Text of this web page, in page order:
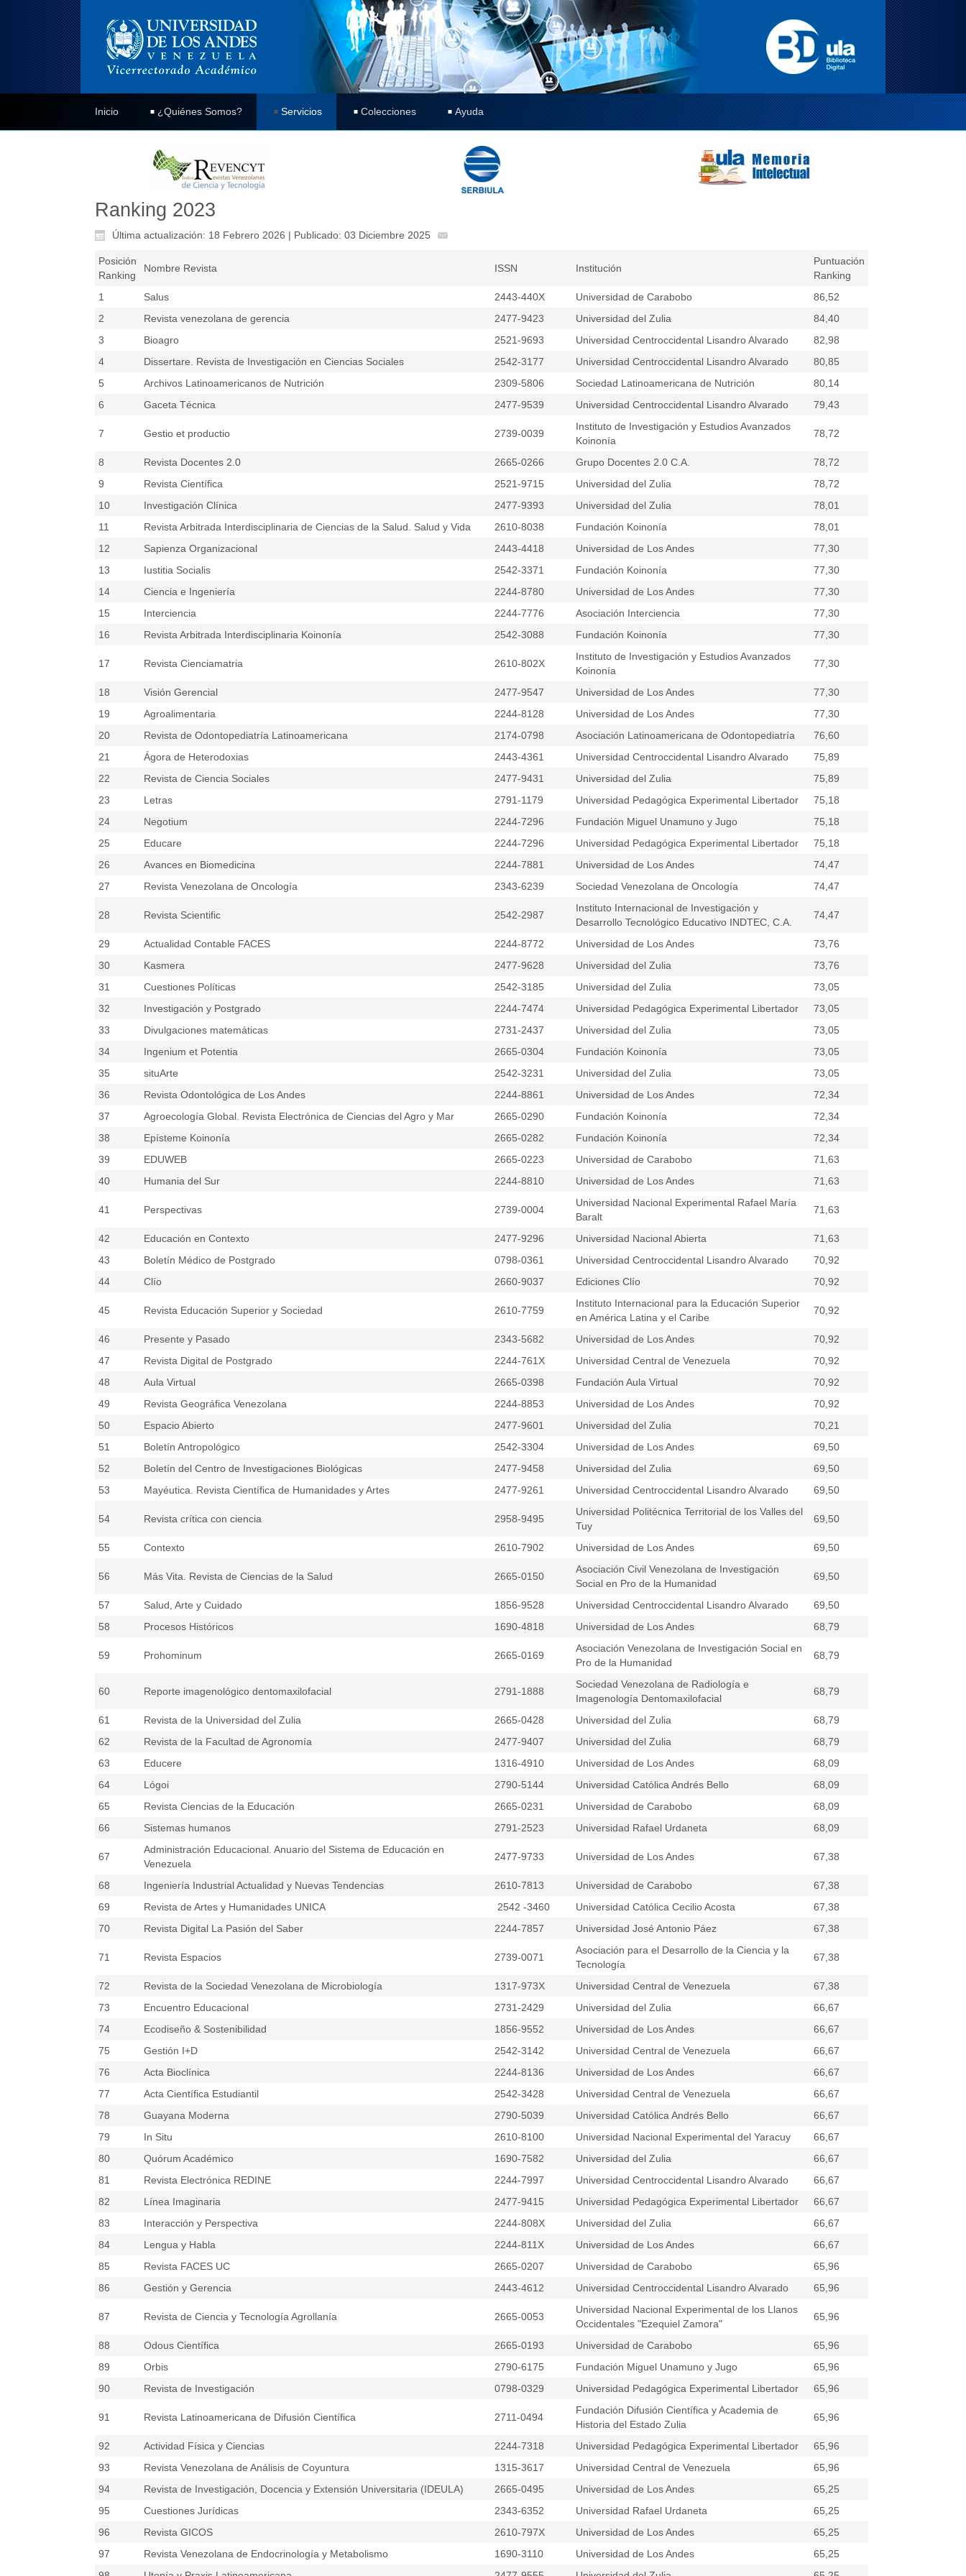
Inicio ¿Quiénes Somos? Servicios Colecciones Ayuda
Ranking 2023
Última actualización: 18 Febrero 2026 | Publicado: 03 Diciembre 2025
Posición
Ranking
Nombre Revista ISSN Institución
Puntuación
Ranking
1
Salus 2443-440X Universidad de Carabobo
86,52
2
Revista venezolana de gerencia 2477-9423 Universidad del Zulia
84,40
3
Bioagro 2521-9693 Universidad Centroccidental Lisandro Alvarado
82,98
4
Dissertare. Revista de Investigación en Ciencias Sociales 2542-3177 Universidad Centroccidental Lisandro Alvarado
80,85
5
Archivos Latinoamericanos de Nutrición 2309-5806 Sociedad Latinoamericana de Nutrición
80,14
6
Gaceta Técnica 2477-9539 Universidad Centroccidental Lisandro Alvarado 79,43
7 Gestio et productio 2739-0039
Instituto de Investigación y Estudios Avanzados
Koinonía
78,72
8 Revista Docentes 2.0 2665-0266 Grupo Docentes 2.0 C.A.
78,72
9
Revista Científica 2521-9715 Universidad del Zulia
78,72
10
Investigación Clínica 2477-9393 Universidad del Zulia
78,01
11
Revista Arbitrada Interdisciplinaria de Ciencias de la Salud. Salud y Vida 2610-8038 Fundación Koinonía
78,01
12
Sapienza Organizacional 2443-4418 Universidad de Los Andes
77,30
13
Iustitia Socialis 2542-3371 Fundación Koinonía
77,30
14
Ciencia e Ingeniería 2244-8780 Universidad de Los Andes
77,30
15
Interciencia 2244-7776 Asociación Interciencia
77,30
16
Revista Arbitrada Interdisciplinaria Koinonía 2542-3088 Fundación Koinonía 77,30
17 Revista Cienciamatria 2610-802X
Instituto de Investigación y Estudios Avanzados
Koinonía
77,30
18 Visión Gerencial 2477-9547 Universidad de Los Andes
77,30
19
Agroalimentaria 2244-8128 Universidad de Los Andes
77,30
20
Revista de Odontopediatría Latinoamericana 2174-0798 Asociación Latinoamericana de Odontopediatría
76,60
21
Ágora de Heterodoxias 2443-4361 Universidad Centroccidental Lisandro Alvarado
75,89
22
Revista de Ciencia Sociales 2477-9431 Universidad del Zulia
75,89
23
Letras 2791-1179 Universidad Pedagógica Experimental Libertador
75,18
24
Negotium 2244-7296 Fundación Miguel Unamuno y Jugo
75,18
25
Educare 2244-7296 Universidad Pedagógica Experimental Libertador
75,18
26
Avances en Biomedicina 2244-7881 Universidad de Los Andes
74,47
27
Revista Venezolana de Oncología 2343-6239 Sociedad Venezolana de Oncología 74,47
28 Revista Scientific 2542-2987
Instituto Internacional de Investigación y
Desarrollo Tecnológico Educativo INDTEC, C.A.
74,47
29 Actualidad Contable FACES 2244-8772 Universidad de Los Andes
73,76
30
Kasmera 2477-9628 Universidad del Zulia
73,76
31
Cuestiones Políticas 2542-3185 Universidad del Zulia
73,05
32
Investigación y Postgrado 2244-7474 Universidad Pedagógica Experimental Libertador
73,05
33
Divulgaciones matemáticas 2731-2437 Universidad del Zulia
73,05
34
Ingenium et Potentia 2665-0304 Fundación Koinonía
73,05
35
situArte 2542-3231 Universidad del Zulia
73,05
36
Revista Odontológica de Los Andes 2244-8861 Universidad de Los Andes
72,34
37
Agroecología Global. Revista Electrónica de Ciencias del Agro y Mar 2665-0290 Fundación Koinonía
72,34
38
Epísteme Koinonía 2665-0282 Fundación Koinonía
72,34
39
EDUWEB 2665-0223 Universidad de Carabobo
71,63
40
Humania del Sur 2244-8810 Universidad de Los Andes 71,63
41 Perspectivas 2739-0004
Universidad Nacional Experimental Rafael María
Baralt
71,63
42 Educación en Contexto 2477-9296 Universidad Nacional Abierta
71,63
43
Boletín Médico de Postgrado 0798-0361 Universidad Centroccidental Lisandro Alvarado
70,92
44
Clío 2660-9037 Ediciones Clío 70,92
45 Revista Educación Superior y Sociedad 2610-7759
Instituto Internacional para la Educación Superior
en América Latina y el Caribe
70,92
46 Presente y Pasado 2343-5682 Universidad de Los Andes
70,92
47
Revista Digital de Postgrado 2244-761X Universidad Central de Venezuela
70,92
48
Aula Virtual 2665-0398 Fundación Aula Virtual
70,92
49
Revista Geográfica Venezolana 2244-8853 Universidad de Los Andes
70,92
50
Espacio Abierto 2477-9601 Universidad del Zulia
70,21
51
Boletín Antropológico 2542-3304 Universidad de Los Andes
69,50
52
Boletín del Centro de Investigaciones Biológicas 2477-9458 Universidad del Zulia
69,50
53
Mayéutica. Revista Científica de Humanidades y Artes 2477-9261 Universidad Centroccidental Lisandro Alvarado 69,50
54 Revista crítica con ciencia 2958-9495
Universidad Politécnica Territorial de los Valles del
Tuy
69,50
55 Contexto 2610-7902 Universidad de Los Andes 69,50
56 Más Vita. Revista de Ciencias de la Salud 2665-0150
Asociación Civil Venezolana de Investigación
Social en Pro de la Humanidad
69,50
57 Salud, Arte y Cuidado 1856-9528 Universidad Centroccidental Lisandro Alvarado
69,50
58
Procesos Históricos 1690-4818 Universidad de Los Andes 68,79
59 Prohominum 2665-0169
Asociación Venezolana de Investigación Social en
Pro de la Humanidad
68,79
60 Reporte imagenológico dentomaxilofacial 2791-1888
Sociedad Venezolana de Radiología e
Imagenología Dentomaxilofacial
68,79
61 Revista de la Universidad del Zulia 2665-0428 Universidad del Zulia
68,79
62
Revista de la Facultad de Agronomía 2477-9407 Universidad del Zulia
68,79
63
Educere 1316-4910 Universidad de Los Andes
68,09
64
Lógoi 2790-5144 Universidad Católica Andrés Bello
68,09
65
Revista Ciencias de la Educación 2665-0231 Universidad de Carabobo
68,09
66
Sistemas humanos 2791-2523 Universidad Rafael Urdaneta 68,09
67
Administración Educacional. Anuario del Sistema de Educación en
Venezuela
2477-9733 Universidad de Los Andes 67,38
68 Ingeniería Industrial Actualidad y Nuevas Tendencias 2610-7813 Universidad de Carabobo
67,38
69
Revista de Artes y Humanidades UNICA 2542 -3460 Universidad Católica Cecilio Acosta
67,38
70
Revista Digital La Pasión del Saber 2244-7857 Universidad José Antonio Páez 67,38
71 Revista Espacios 2739-0071
Asociación para el Desarrollo de la Ciencia y la
Tecnología
67,38
72 Revista de la Sociedad Venezolana de Microbiología 1317-973X Universidad Central de Venezuela
67,38
73
Encuentro Educacional 2731-2429 Universidad del Zulia
66,67
74
Ecodiseño & Sostenibilidad 1856-9552 Universidad de Los Andes
66,67
75
Gestión I+D 2542-3142 Universidad Central de Venezuela
66,67
76
Acta Bioclínica 2244-8136 Universidad de Los Andes
66,67
77
Acta Científica Estudiantil 2542-3428 Universidad Central de Venezuela
66,67
78
Guayana Moderna 2790-5039 Universidad Católica Andrés Bello
66,67
79
In Situ 2610-8100 Universidad Nacional Experimental del Yaracuy
66,67
80
Quórum Académico 1690-7582 Universidad del Zulia
66,67
81
Revista Electrónica REDINE 2244-7997 Universidad Centroccidental Lisandro Alvarado
66,67
82
Línea Imaginaria 2477-9415 Universidad Pedagógica Experimental Libertador
66,67
83
Interacción y Perspectiva 2244-808X Universidad del Zulia
66,67
84
Lengua y Habla 2244-811X Universidad de Los Andes
66,67
85
Revista FACES UC 2665-0207 Universidad de Carabobo
65,96
86
Gestión y Gerencia 2443-4612 Universidad Centroccidental Lisandro Alvarado 65,96
87 Revista de Ciencia y Tecnología Agrollanía 2665-0053
Universidad Nacional Experimental de los Llanos
Occidentales "Ezequiel Zamora"
65,96
88 Odous Científica 2665-0193 Universidad de Carabobo
65,96
89
Orbis 2790-6175 Fundación Miguel Unamuno y Jugo
65,96
90
Revista de Investigación 0798-0329 Universidad Pedagógica Experimental Libertador 65,96
91 Revista Latinoamericana de Difusión Científica 2711-0494
Fundación Difusión Científica y Academia de
Historia del Estado Zulia
65,96
92 Actividad Física y Ciencias 2244-7318 Universidad Pedagógica Experimental Libertador
65,96
93
Revista Venezolana de Análisis de Coyuntura 1315-3617 Universidad Central de Venezuela
65,96
94
Revista de Investigación, Docencia y Extensión Universitaria (IDEULA) 2665-0495 Universidad de Los Andes
65,25
95
Cuestiones Jurídicas 2343-6352 Universidad Rafael Urdaneta
65,25
96
Revista GICOS 2610-797X Universidad de Los Andes
65,25
97
Revista Venezolana de Endocrinología y Metabolismo 1690-3110 Universidad de Los Andes
65,25